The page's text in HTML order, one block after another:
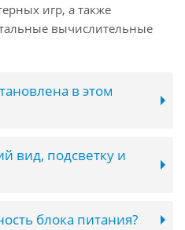
игр, а также
вычислительные
в этом
вид, подсветку и
блока питания?